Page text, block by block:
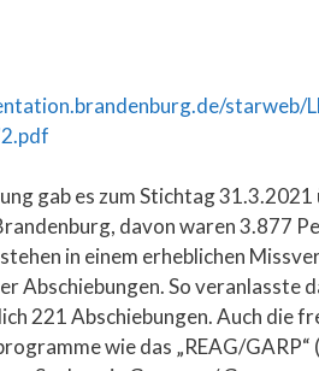
starweb/
gab es zum Stichtag
davon waren 3.877
in einem erheblichen
Abschiebungen. So veranlasste
221 Abschiebungen. Auch die
wie das „REAG/